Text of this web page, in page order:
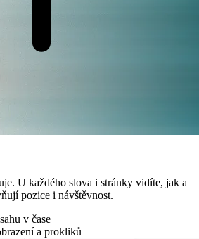
U každého slova i stránky vidíte, jak a
pozice i návštěvnost.
v čase
a prokliků